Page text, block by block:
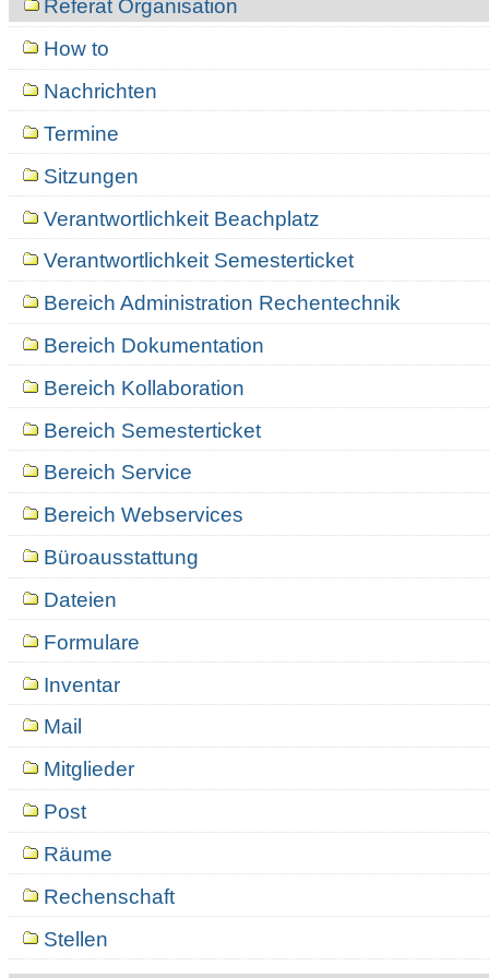
Referat Organisation
How to
Nachrichten
Termine
Sitzungen
Verantwortlichkeit Beachplatz
Verantwortlichkeit Semesterticket
Bereich Administration Rechentechnik
Bereich Dokumentation
Bereich Kollaboration
Bereich Semesterticket
Bereich Service
Bereich Webservices
Büroausstattung
Dateien
Formulare
Inventar
Mail
Mitglieder
Post
Räume
Rechenschaft
Stellen